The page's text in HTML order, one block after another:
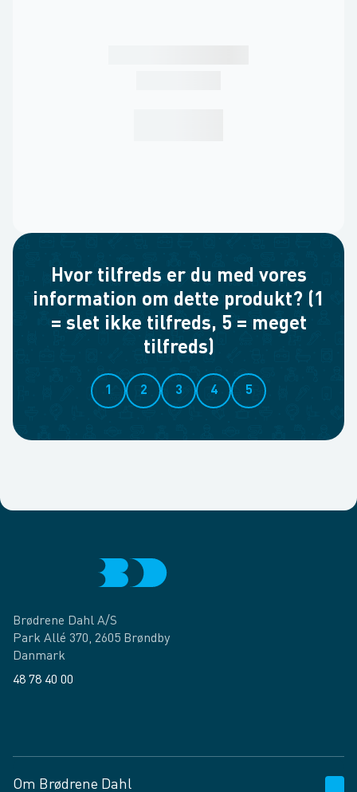
Hvor tilfreds er du med vores
information om dette produkt? (1
= slet ikke tilfreds, 5 = meget
tilfreds)
1 2 3 4 5
Brødrene Dahl A/S
Park Allé 370, 2605 Brøndby
Danmark
48 78 40 00
Om Brødrene Dahl